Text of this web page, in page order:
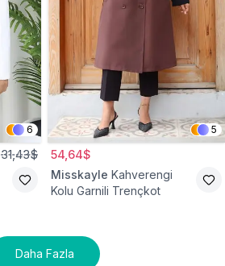
6
31,43$
5
54,64$
Misskayle Kahverengi
Kolu Garnili Trençkot
Daha Fazla